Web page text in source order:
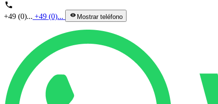
phone
+49 (0)... +49 (0)... visibility Mostrar teléfono